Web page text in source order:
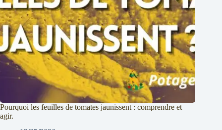
Pourquoi les feuilles de tomates jaunissent : comprendre et
agir.